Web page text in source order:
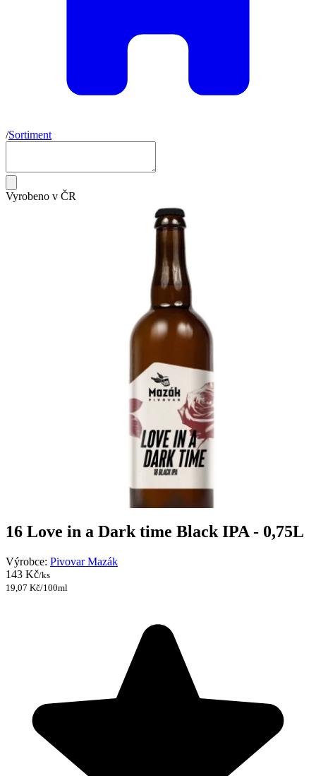
/Sortiment
Vyrobeno v ČR
16 Love in a Dark time Black IPA - 0,75L
Výrobce: Pivovar Mazák
143 Kč/ks
19,07 Kč/100ml